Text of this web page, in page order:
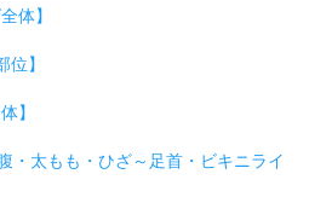
体】
】
】
・太もも・ひざ～足首・ビキニライ